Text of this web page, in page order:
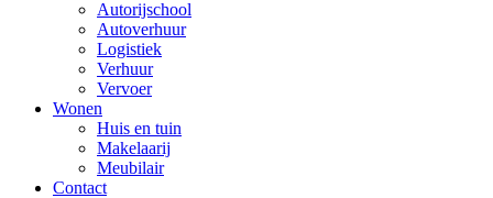
Autorijschool
Autoverhuur
Logistiek
Verhuur
Vervoer
Wonen
Huis en tuin
Makelaarij
Meubilair
Contact